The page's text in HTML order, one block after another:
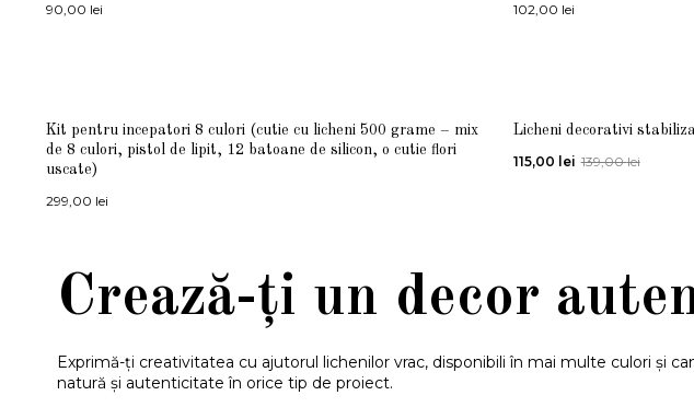
90,00 lei 102,00 lei
Kit pentru incepatori 8 culori (cutie cu licheni 500 grame – mix
de 8 culori, pistol de lipit, 12 batoane de silicon, o cutie flori
uscate)
299,00 lei
Licheni decorativi
139,00lei
115,00 lei
Crează-ți un decor
Exprimă-ți creativitatea cu ajutorul lichenilor vrac, disponibili în mai multe culori și
natură și autenticitate în orice tip de proiect.